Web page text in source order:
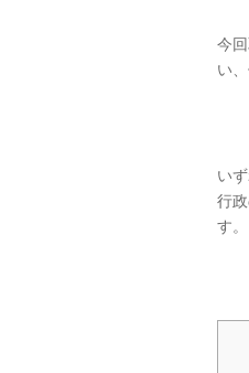
今
い
い
行
す。